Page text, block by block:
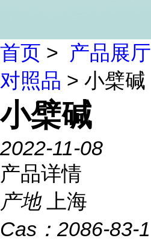
首页 > 产品展厅
对照品 > 小檗碱
小檗碱
2022-11-08
产品详情
产地
上海
Cas： 2086-83-1